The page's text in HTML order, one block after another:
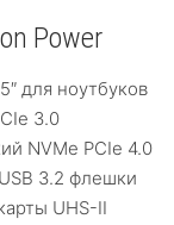
Power
для ноутбуков
3.0
NVMe PCIe 4.0
3.2 флешки
UHS-II